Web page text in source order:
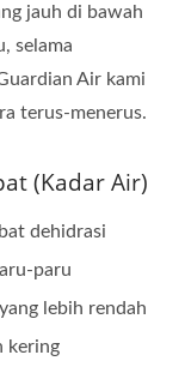
jauh di bawah
selama
Air kami
terus-menerus.
(kadar Air)
dehidrasi
paru
lebih rendah
kering